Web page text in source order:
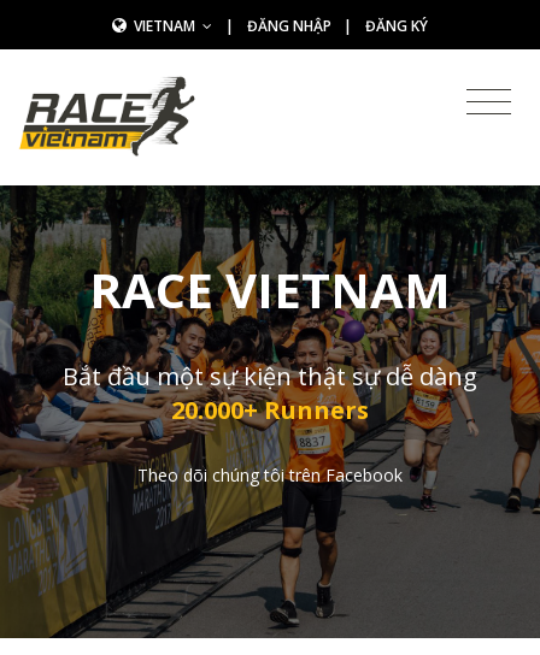
VIETNAM | ĐĂNG NHẬP | ĐĂNG KÝ
RACE VIETNAM
Bắt đầu một sự kiện thật sự dễ dàng
20.000+ Runners
Theo dõi chúng tôi trên Facebook